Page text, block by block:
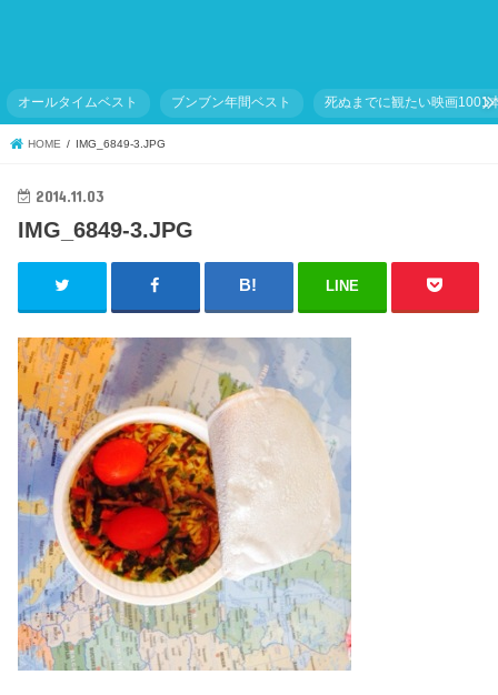
オールタイムベスト ブンブン年間ベスト 死ぬまでに観たい映画1001
HOME IMG_6849-3.JPG
2014.11.03
IMG_6849-3.JPG
LINE